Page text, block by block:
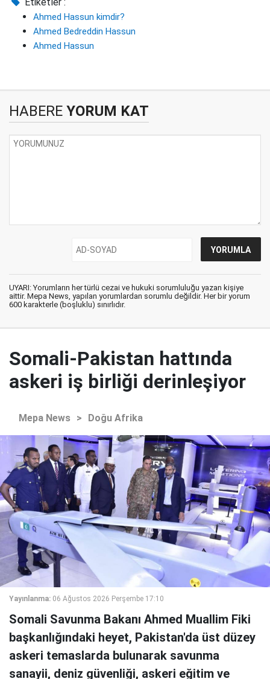
Ahmed Hassun kimdir?
Ahmed Bedreddin Hassun
Ahmed Hassun
HABERE YORUM KAT
UYARI: Yorumların her türlü cezai ve hukuki sorumluluğu yazan kişiye
aittir. Mepa News, yapılan yorumlardan sorumlu değildir. Her bir yorum
600 karakterle (boşluklu) sınırlıdır.
Somali-Pakistan hattında
askeri iş birliği derinleşiyor
Mepa News > Doğu Afrika
Yayınlanma: 06 Ağustos 2026 Perşembe 17:10
Somali Savunma Bakanı Ahmed Muallim Fiki
başkanlığındaki heyet, Pakistan'da üst düzey
askeri temaslarda bulunarak savunma
sanayii, deniz güvenliği, askeri eğitim ve